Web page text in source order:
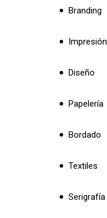
Branding
Impresión
Diseño
Papelería
Bordado
Textiles
Serigrafía